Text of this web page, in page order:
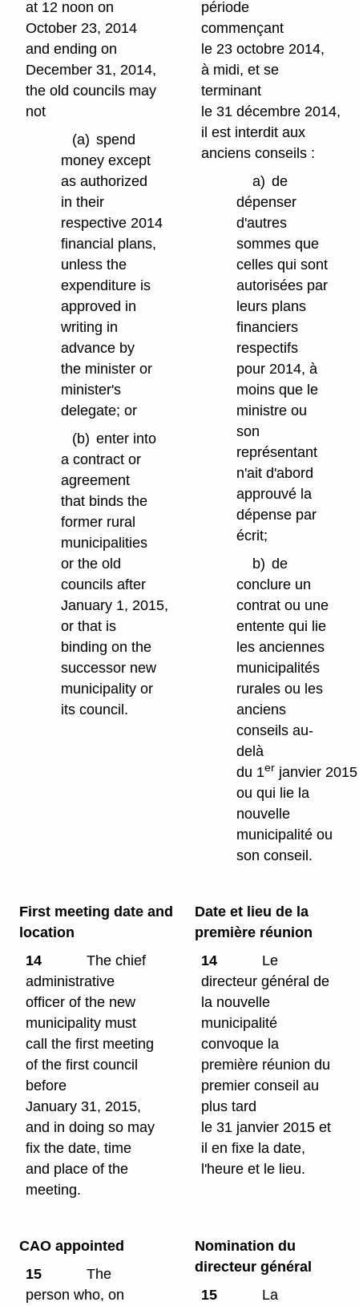
at 12 noon on
October 23, 2014
and ending on
December 31, 2014,
the old councils may
not
(a) spend
money except
as authorized
in their
respective 2014
financial plans,
unless the
expenditure is
approved in
writing in
advance by
the minister or
minister's
delegate; or
(b) enter into
a contract or
agreement
that binds the
former rural
municipalities
or the old
councils after
January 1, 2015,
or that is
binding on the
successor new
municipality or
its council.
période
commençant
le 23 octobre 2014,
à midi, et se
terminant
le 31 décembre 2014,
il est interdit aux
anciens conseils :
a) de
dépenser
d'autres
sommes que
celles qui sont
autorisées par
leurs plans
financiers
respectifs
pour 2014, à
moins que le
ministre ou
son
représentant
n'ait d'abord
approuvé la
dépense par
écrit;
b) de
conclure un
contrat ou une
entente qui lie
les anciennes
municipalités
rurales ou les
anciens
conseils au-
delà
du 1er janvier 2015
ou qui lie la
nouvelle
municipalité ou
son conseil.
First meeting date and
location
14
The chief
administrative
officer of the new
municipality must
call the first meeting
of the first council
before
January 31, 2015,
and in doing so may
fix the date, time
and place of the
meeting.
Date et lieu de la
première réunion
14
Le
directeur général de
la nouvelle
municipalité
convoque la
première réunion du
premier conseil au
plus tard
le 31 janvier 2015 et
il en fixe la date,
l'heure et le lieu.
CAO appointed
15
The
person who, on
Nomination du
directeur général
15
La